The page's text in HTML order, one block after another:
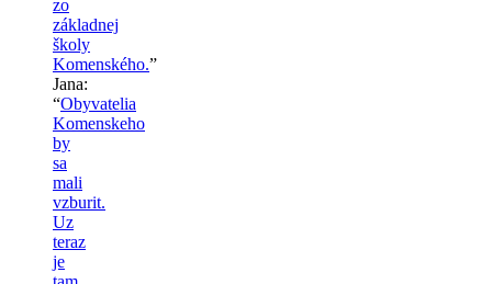
zo
základnej
školy
Komenského.”
Jana:
“Obyvatelia
Komenskeho
by
sa
mali
vzburit.
Uz
teraz
je